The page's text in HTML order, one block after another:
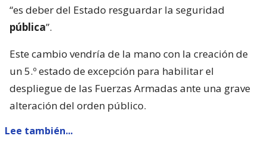
“es deber del Estado resguardar la seguridad
pública”.
Este cambio vendría de la mano con la creación de
un 5.º estado de excepción para habilitar el
despliegue de las Fuerzas Armadas ante una grave
alteración del orden público.
Lee también...